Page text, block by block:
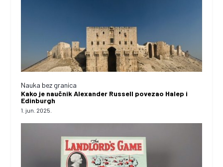
Nauka bez granica
Kako je naučnik Alexander Russell povezao Halep i
Edinburgh
1. jun. 2025.